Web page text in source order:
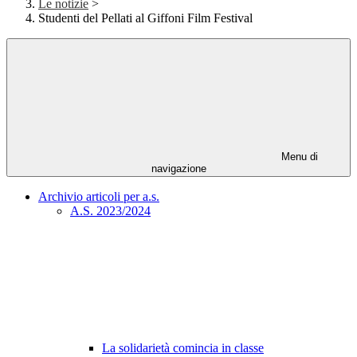
Le notizie >
Studenti del Pellati al Giffoni Film Festival
Menu di
navigazione
Archivio articoli per a.s.
A.S. 2023/2024
La solidarietà comincia in classe